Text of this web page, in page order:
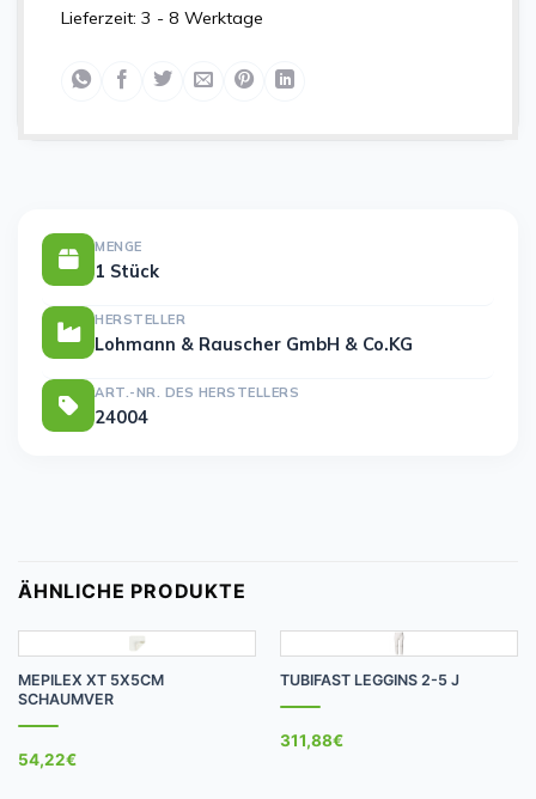
Lieferzeit: 3 - 8 Werktage
MENGE
1 Stück
HERSTELLER
Lohmann & Rauscher GmbH & Co.KG
ART.-NR. DES HERSTELLERS
24004
ÄHNLICHE PRODUKTE
MEPILEX XT 5X5CM
SCHAUMVER
54,22€
TUBIFAST LEGGINS 2-5 J
311,88€